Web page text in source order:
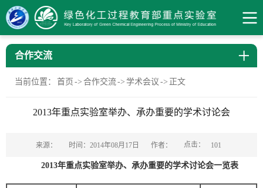
合作交流
当前位置： 首页 -> 合作交流-> 学术会议 -> 正文
2013年重点实验室举办、承办重要的学术讨论会
来源： 时间：2014年08月17日 作者： 点击： 101
2013年重点实验室举办、承办重要的学术讨论会一览表